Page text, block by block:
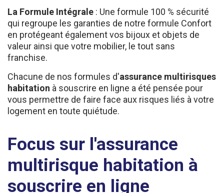
qui regroupe les garanties de notre formule Confort
en protégeant également vos bijoux et objets de
valeur ainsi que votre mobilier, le tout sans
franchise.
habitationà souscrire en ligne a été pensée pour
vous permettre de faire face aux risques liés à votre
logement en toute quiétude.
Focus sur l'assurance
multirisque habitation à
souscrire en ligne